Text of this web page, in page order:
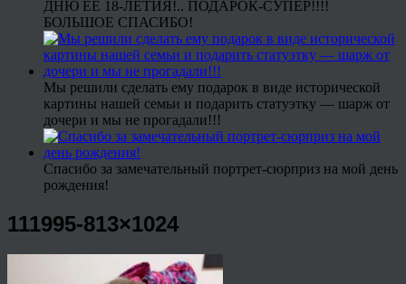
ДНЮ ЕЕ 18-ЛЕТИЯ!.. ПОДАРОК-СУПЕР!!!!
БОЛЬШОЕ СПАСИБО!
Мы решили сделать ему подарок в виде исторической
картины нашей семьи и подарить статуэтку — шарж от
дочери и мы не прогадали!!!
Спасибо за замечательный портрет-сюрприз на мой день
рождения!
111995-813×1024